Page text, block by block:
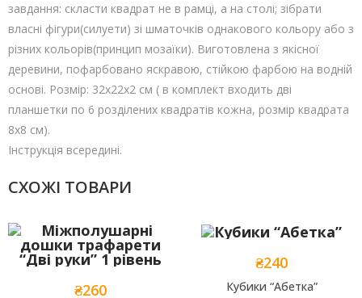
завдання: скласти квадрат не в рамці, а на столі; зібрати
власні фігури(силуети) зі шматочків однакового кольору або з
різних кольорів(принцип мозаїки). Виготовлена з якісної
деревини, пофарбовано яскравою, стійкою фарбою на водній
основі. Розмір: 32х22х2 см ( в комплект входить дві
планшетки по 6 розділених квадратів кожна, розмір квадрата
8х8 см).
Інструкція всередині.
СХОЖІ ТОВАРИ
₴260
Add to
₴240
Кубики “Абетка”